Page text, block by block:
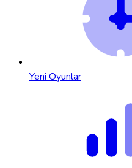
Yeni Oyunlar